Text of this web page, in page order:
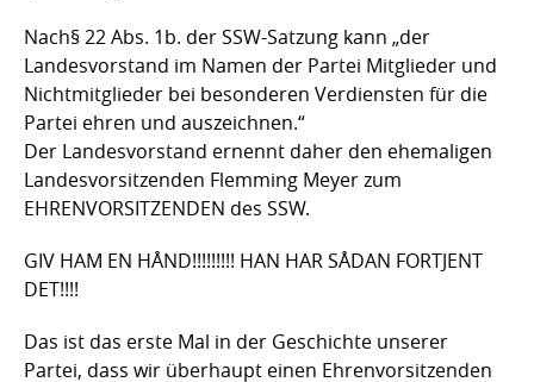
Nach§ 22 Abs. 1b. der SSW-Satzung kann „der
Landesvorstand im Namen der Partei Mitglieder und
Nichtmitglieder bei besonderen Verdiensten für die
Partei ehren und auszeichnen.“
Der Landesvorstand ernennt daher den ehemaligen
Landesvorsitzenden Flemming Meyer zum
EHRENVORSITZENDEN des SSW.
GIV HAM EN HÅND!!!!!!!!! HAN HAR SÅDAN FORTJENT
DET!!!!
Das ist das erste Mal in der Geschichte unserer
Partei, dass wir überhaupt einen Ehrenvorsitzenden